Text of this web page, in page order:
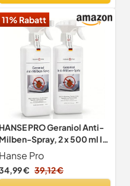
11% Rabatt
HANSE PRO Geraniol Anti-
Milben-Spray, 2 x 500 ml I
Hausstaub-Milben-Spray I
Milbenschutz I Anti-
Mittel gegen
Hanse Pro
€ 39,12 €